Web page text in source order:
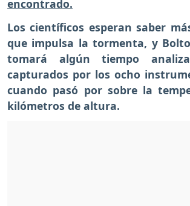
encontrado.
Los científicos esperan saber
que impulsa la tormenta, y
tomará algún tiempo
capturados por los ocho
cuando pasó por sobre la
kilómetros de altura.